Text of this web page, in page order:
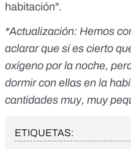
habitación".
*Actualización: Hemos
aclarar que sí es cierto
oxígeno por la noche,
dormir con ellas en la
cantidades muy, muy
ETIQUETAS: